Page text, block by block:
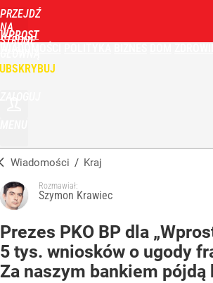
PRZEJDŹ
NA
STRONĘ
WPROST
Wiadomości / Kraj
Rozmawiał:
Szymon Krawiec
Prezes PKO BP dla
5 tys. wniosków o ugody
Za naszym bankiem pójdą